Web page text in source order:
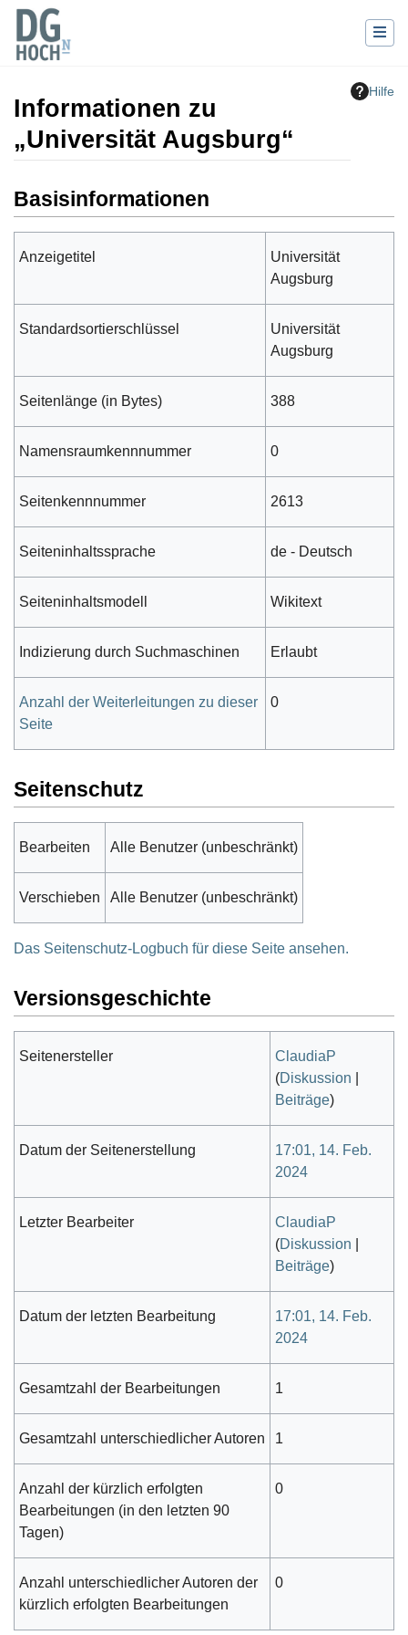
Hilfe
Informationen zu
„Universität Augsburg“
Basisinformationen
Anzeigetitel
Universität
Augsburg
Standardsortierschlüssel
Universität
Augsburg
Seitenlänge (in Bytes) 388
Namensraumkennnummer 0
Seitenkennnummer 2613
Seiteninhaltssprache de - Deutsch
Seiteninhaltsmodell Wikitext
Indizierung durch Suchmaschinen Erlaubt
Anzahl der Weiterleitungen zu dieser
Seite
0
Seitenschutz
Bearbeiten Alle Benutzer (unbeschränkt)
Verschieben Alle Benutzer (unbeschränkt)
Das Seitenschutz-Logbuch für diese Seite ansehen.
Versionsgeschichte
Seitenersteller
ClaudiaP
(Diskussion
Beiträge)
Datum der Seitenerstellung
17:01, 14. Feb.
2024
Letzter Bearbeiter
ClaudiaP
(Diskussion
Beiträge)
Datum der letzten Bearbeitung
17:01, 14. Feb.
2024
Gesamtzahl der Bearbeitungen 1
Gesamtzahl unterschiedlicher Autoren 1
Anzahl der kürzlich erfolgten
Bearbeitungen (in den letzten 90
Tagen)
0
Anzahl unterschiedlicher Autoren der
kürzlich erfolgten Bearbeitungen
0